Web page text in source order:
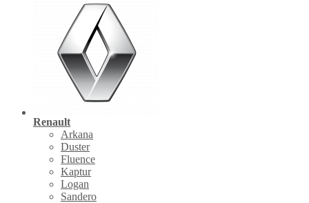
Renault
Arkana
Duster
Fluence
Kaptur
Logan
Sandero